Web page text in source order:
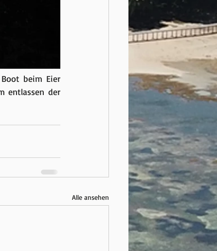
beim Eier
entlassen der
Alle ansehen